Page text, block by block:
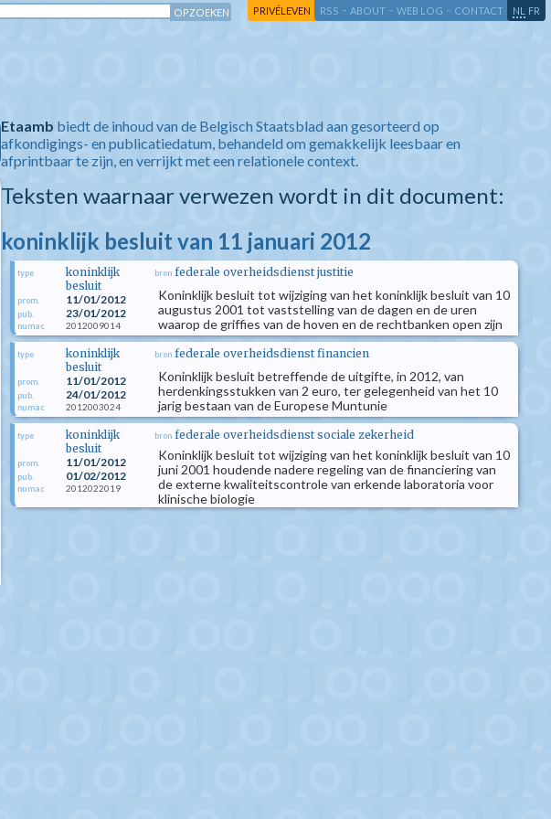
PRIVÉLEVEN RSS - ABOUT - WEB LOG - CONTACT NL FR
Etaamb biedt de inhoud van de Belgisch Staatsblad aan gesorteerd op
afkondigings- en publicatiedatum, behandeld om gemakkelijk leesbaar en
afprintbaar te zijn, en verrijkt met een relationele context.
Teksten waarnaar verwezen wordt in dit document:
koninklijk besluit van 11 januari 2012
type
koninklijk
besluit
prom. 11/01/2012
pub. 23/01/2012
numac 2012009014
bron federale overheidsdienst justitie
Koninklijk besluit tot wijziging van het koninklijk besluit van 10
augustus 2001 tot vaststelling van de dagen en de uren
waarop de griffies van de hoven en de rechtbanken open zijn
type
koninklijk
besluit
prom. 11/01/2012
pub. 24/01/2012
numac 2012003024
bron federale overheidsdienst financien
Koninklijk besluit betreffende de uitgifte, in 2012, van
herdenkingsstukken van 2 euro, ter gelegenheid van het 10
jarig bestaan van de Europese Muntunie
type
koninklijk
besluit
prom. 11/01/2012
pub. 01/02/2012
numac 2012022019
bron federale overheidsdienst sociale zekerheid
Koninklijk besluit tot wijziging van het koninklijk besluit van 10
juni 2001 houdende nadere regeling van de financiering van
de externe kwaliteitscontrole van erkende laboratoria voor
klinische biologie